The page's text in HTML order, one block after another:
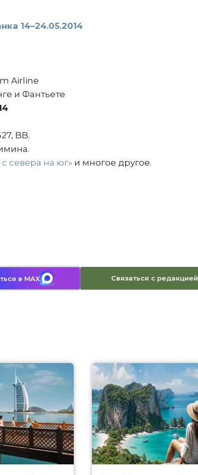
14–24.05.2014
Airline
и Фантьете
BB.
севера на юг» и многое другое.
в MAX Связаться с редакцией